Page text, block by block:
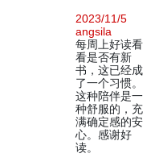
2023/11/5
angsila
每周上好读看
看是否有新
书，这已经成
了一个习惯。
这种陪伴是一
种舒服的，充
满确定感的安
心。感谢好
读。